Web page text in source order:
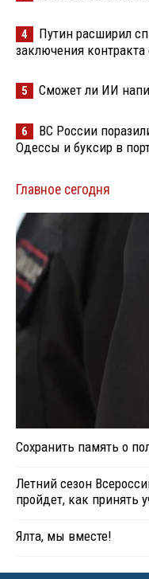
4
Путин расширил
заключения
5 Сможет ли ИИ
6
ВС России
Одессы и буксир в
Главное сегодня
Сохранить память о
Летний сезон
пройдет, как принять
Ялта, мы вместе!